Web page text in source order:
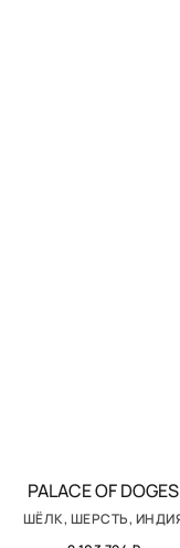
PALACE OF DOGES
ШЁЛК, ШЕРСТЬ,